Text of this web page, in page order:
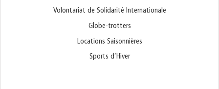
Volontariat de Solidarité Internationale
Globe-trotters
Locations Saisonnières
Sports d’Hiver